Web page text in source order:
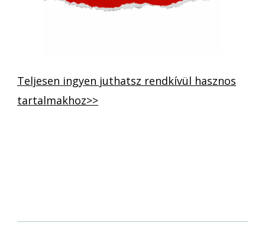
Teljesen ingyen juthatsz rendkívül hasznos
tartalmakhoz>>